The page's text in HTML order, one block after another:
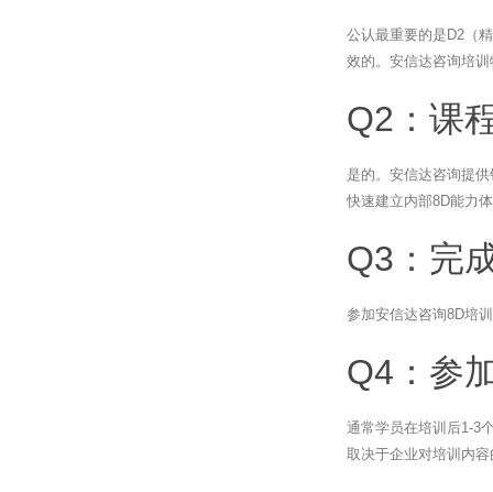
公认最重要的是D2（
效的。安信达咨询培
Q2：课
是的。安信达咨询提
快速建立内部8D能力
Q3：完
参加安信达咨询8D培
Q4：参
通常学员在培训后1-3
取决于企业对培训内